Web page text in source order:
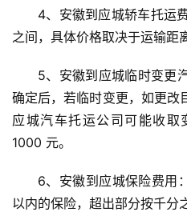
4、安徽到应城轿车托运
之间，具体价格取决于运输距
5、安徽到应城临时变更
确定后，若临时变更，如更改
应城汽车托运公司可能收
1000 元。
6、安徽到应城保险费用
以内的保险，超出部分按千分